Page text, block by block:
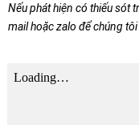
Nếu phát hiện có thiếu sót
mail hoặc zalo để chúng